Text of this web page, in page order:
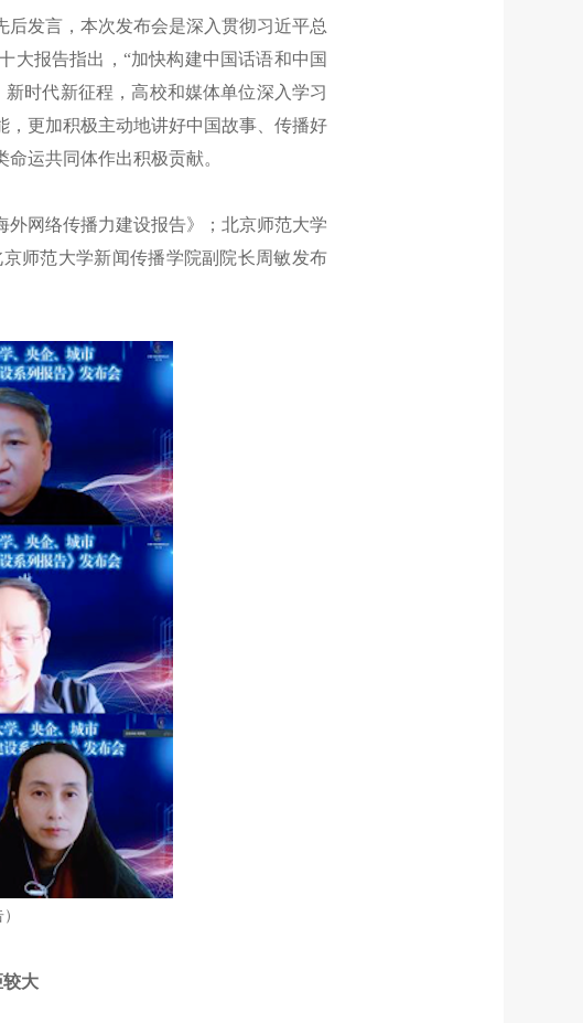
发言，本次发布会是深入贯彻习近平总
大报告指出，“加快构建中国话语和中国
时代新征程，高校和媒体单位深入学习
更加积极主动地讲好中国故事、传播好
运共同体作出积极贡献。
网络传播力建设报告》；北京师范大学
师范大学新闻传播学院副院长周敏发布
大